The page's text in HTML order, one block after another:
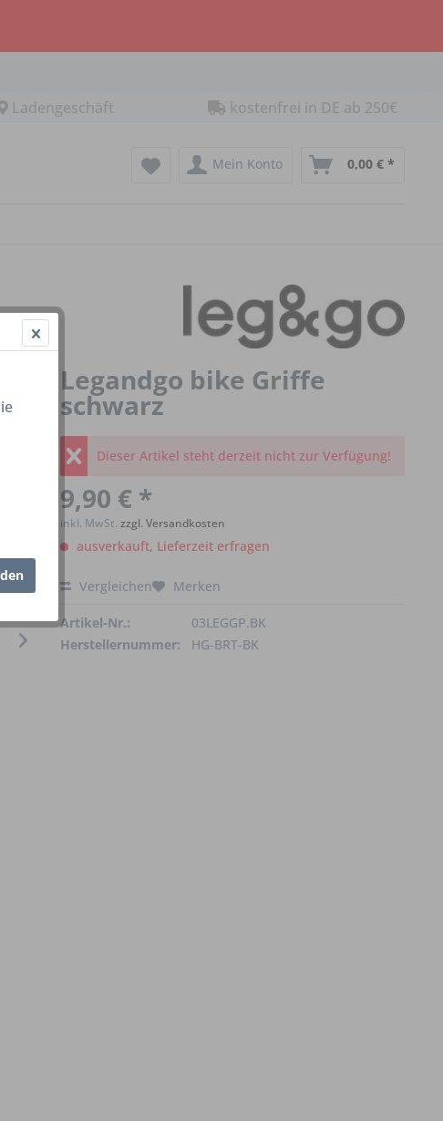
Ladengeschäft kostenfrei in DE ab 250€
Mein Konto 0,00 € *
Legandgo bike Griffe
schwarz
Dieser Artikel steht derzeit nicht zur Verfügung!
9,90 € *
inkl. MwSt. zzgl. Versandkosten
ausverkauft, Lieferzeit erfragen
Vergleichen Merken
Artikel-Nr.:
03LEGGP.BK
Herstellernummer:
HG-BRT-BK